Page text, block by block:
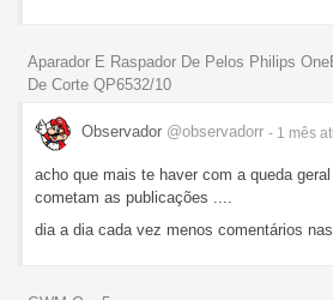
Aparador E Raspador De Pelos Philips
De Corte QP6532/10
Observador @observadorr - 1 mês
acho que mais te haver com a queda
cometam as publicações ....
dia a dia cada vez menos comentários